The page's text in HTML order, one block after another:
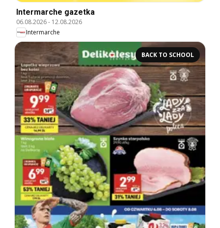
Intermarche gazetka
06.08.2026- 12.08.2026
Intermarche
BACK TO SCHOOL